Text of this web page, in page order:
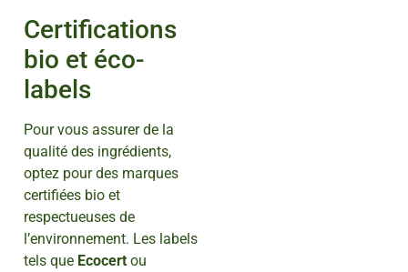
Certifications
bio et éco-
labels
Pour vous assurer de la
qualité des ingrédients,
optez pour des marques
certifiées bio et
respectueuses de
l’environnement. Les labels
tels que Ecocert ou